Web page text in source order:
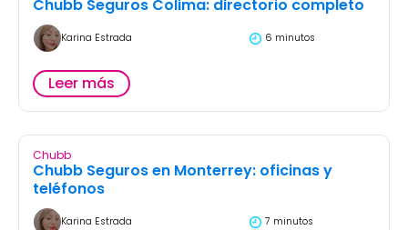
Chubb Seguros Colima: directorio completo
Karina Estrada 6 minutos
Leer más
Chubb
Chubb Seguros en Monterrey: oficinas y
teléfonos
Karina Estrada 7 minutos